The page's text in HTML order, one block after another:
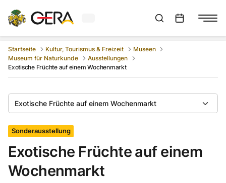
Aktuelles Wetter in GeraSuchleiste anzeigen
Startseite Kultur, Tourismus & Freizeit
Museen
Museum für Naturkunde
Ausstellungen
Exotische Früchte auf einem Wochenmarkt
Exotische Früchte auf einem Wochenmarkt
Sonderausstellung
Exotische Früchte auf einem
Wochenmarkt